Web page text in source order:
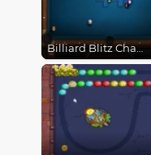
Billiard Blitz Challenge